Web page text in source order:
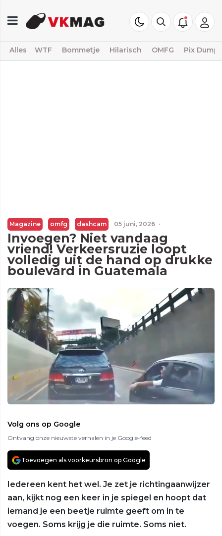
Alles WTF Bommetje Hilarisch OMFG Pix Dump
Magazine omfg dashcam 05 juni, 2026 ·
Invoegen? Niet vandaag
vriend! Verkeersruzie loopt
volledig uit de hand op drukke
boulevard in Guatemala
Volg ons op Google
Ontvang onze nieuwste verhalen in je Google-feed
Toevoegen als voorkeursbron op Google
Iedereen kent het wel. Je zet je richtingaanwijzer
aan, kijkt nog een keer in je spiegel en hoopt dat
iemand je een beetje ruimte geeft om in te
voegen. Soms krijg je die ruimte. Soms niet.